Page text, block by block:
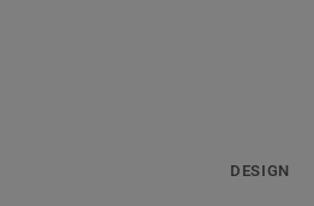
DESIGN